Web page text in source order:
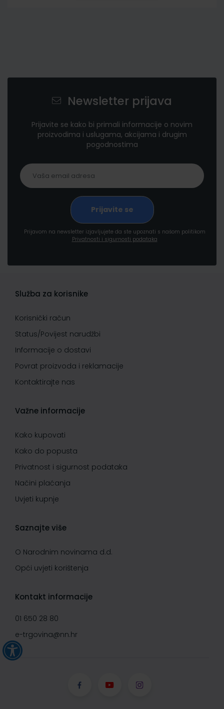
Newsletter prijava
Prijavite se kako bi primali informacije o novim
proizvodima i uslugama, akcijama i drugim
pogodnostima
Prijavom na newsletter izjavljujete da ste upoznati s našom politikom
Privatnosti i sigurnosti podataka
Služba za korisnike
Korisnički račun
Status/Povijest narudžbi
Informacije o dostavi
Povrat proizvoda i reklamacije
Kontaktirajte nas
Važne informacije
Kako kupovati
Kako do popusta
Privatnost i sigurnost podataka
Načini plaćanja
Uvjeti kupnje
Saznajte više
O Narodnim novinama d.d.
Opći uvjeti korištenja
Kontakt informacije
01 650 28 80
e-trgovina@nn.hr